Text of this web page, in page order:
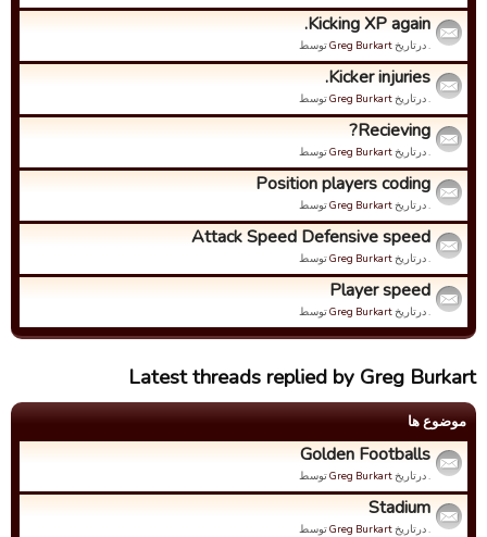
Kicking XP again.
. درتاریخGreg Burkartتوسط
Kicker injuries.
. درتاریخGreg Burkartتوسط
Recieving?
. درتاریخGreg Burkartتوسط
Position players coding
. درتاریخGreg Burkartتوسط
Attack Speed Defensive speed
. درتاریخGreg Burkartتوسط
Player speed
. درتاریخGreg Burkartتوسط
Latest threads replied by Greg Burkart
موضوع ها
Golden Footballs
. درتاریخGreg Burkartتوسط
Stadium
. درتاریخGreg Burkartتوسط